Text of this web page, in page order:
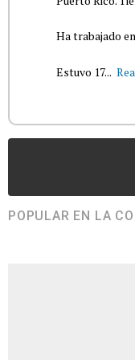
Ha trabajado
Estuvo 17...
POPULAR EN LA